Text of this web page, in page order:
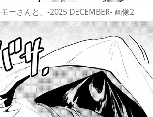
ーさんと。-2025 DECEMBER- 画像2